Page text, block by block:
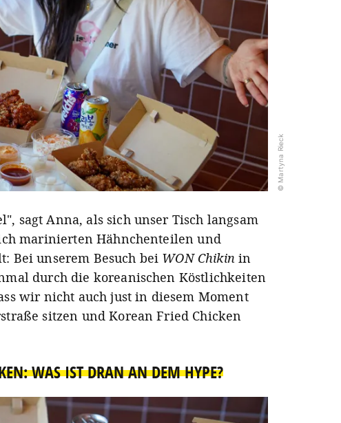
© Martyna Rieck
sagt Anna, als sich unser Tisch langsam
marinierten Hähnchenteilen und
Bei unserem Besuch bei WON Chikinin
durch die koreanischen Köstlichkeiten
wir nicht auch just in diesem Moment
sitzen und Korean Fried Chicken
WAS IST DRAN AN DEM HYPE?